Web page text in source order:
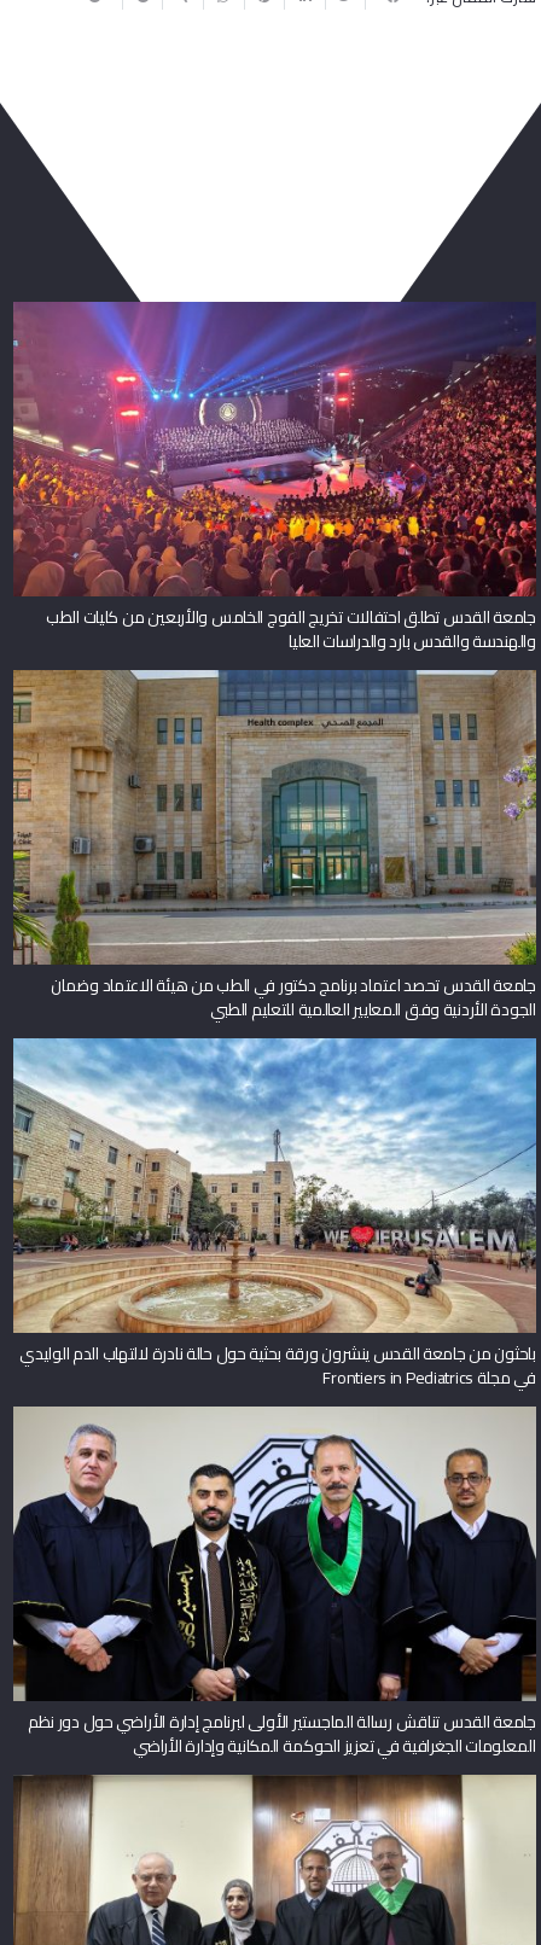
جامعة القدس تطلق احتفالات تخريج الفوج الخامس والأربعين من كليات الطب
والهندسة والقدس بارد والدراسات العليا
جامعة القدس تحصد اعتماد برنامج دكتور في الطب من هيئة الاعتماد وضمان
الجودة الأردنية وفق المعايير العالمية للتعليم الطبي
باحثون من جامعة القدس ينشرون ورقة بحثية حول حالة نادرة لالتهاب الدم الوليدي
في مجلة Frontiers in Pediatrics
جامعة القدس تناقش رسالة الماجستير الأولى لبرنامج إدارة الأراضي حول دور نظم
المعلومات الجغرافية في تعزيز الحوكمة المكانية وإدارة الأراضي